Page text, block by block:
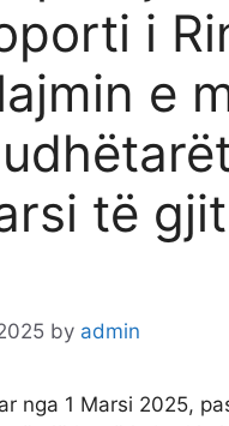
i
e
të
by admin
nga 1 Marsi 2025,